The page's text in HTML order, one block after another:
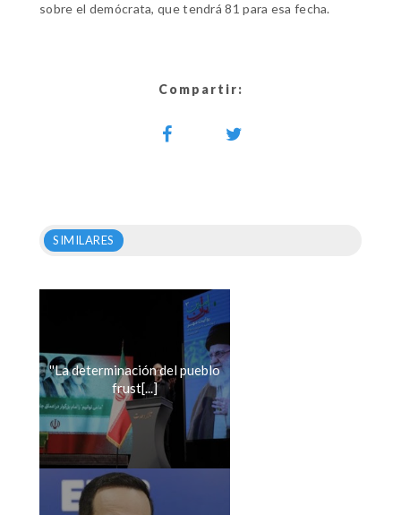
sobre el demócrata, que tendrá 81 para esa fecha.
Compartir:
SIMILARES
''La determinación del pueblo
frust[...]